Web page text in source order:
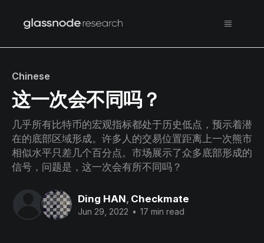
Chinese
这一次会不同吗？
几乎所有比特币的宏观指标都处于历史低点，预示着潜
在的底部区域形成。许多人的交易位置距离上一次熊市
相似水平只差几个百分点。市场展示了众多底部形成的
信号，问题是，这一次会有所不同吗？
Ding HAN, Checkmate
Jun 29, 2022 • 17 min read